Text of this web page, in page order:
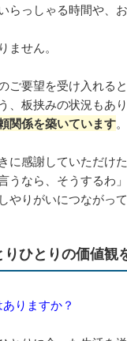
らっしゃる時間や、
ません。
ご要望を受け入れる
、板挟みの状況もあり
関係を築いています。
に感謝していただけ
うなら、そうするわ
やりがいにつながって
ひとりの価値観
りますか？